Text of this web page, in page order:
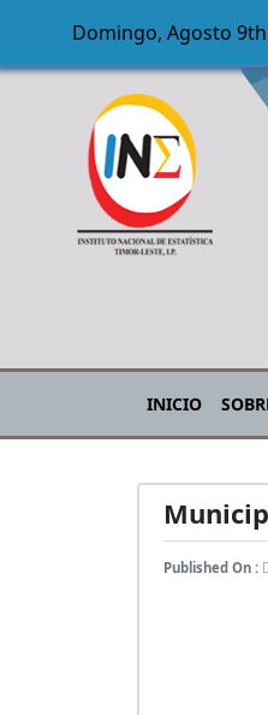
Skip to main content
Domingo, Agosto
INICIO
Published On :